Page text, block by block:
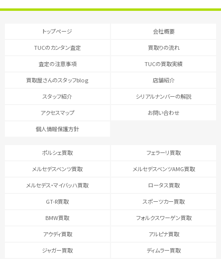
トップページ 会社概要
TUCのカンタン査定 買取りの流れ
査定の注意事項 TUCの買取実績
買取屋さんのスタッフblog 店舗紹介
スタッフ紹介 シリアルナンバーの解説
アクセスマップ お問い合わせ
個人情報保護方針
ポルシェ買取 フェラーリ買取
メルセデスベンツ買取 メルセデスベンツAMG買取
メルセデス・マイバッハ買取 ロータス買取
GT-R買取 スポーツカー買取
BMW買取 フォルクスワーゲン買取
アウディ買取 アルピナ買取
ジャガー買取 ディムラー買取